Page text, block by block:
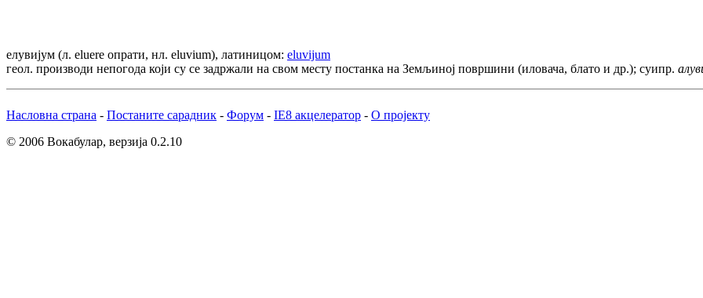
елувијум (л. eluere опрати, нл. eluvium), латиницом: eluvijum
геол. производи непогода који су се задржали на свом месту постанка на Земљиној површини (иловача, блато и др.); суипр.
Насловна страна - Постаните сарадник - Форум - IE8 акцелератор - О пројекту
© 2006 Вокабулар, верзија 0.2.10